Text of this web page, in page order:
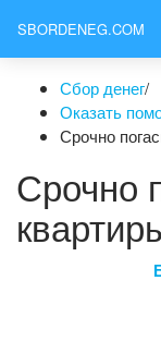
SBORDENEG.COM
Сбор денег/
Оказать
Срочно
Срочно